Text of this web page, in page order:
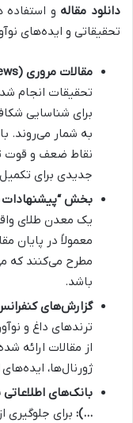
دانلود مقاله و استفاده
تحقیقاتی و ایده‌های
مقالات مروری (Literature Reviews):
تحقیقات انجام
برای شناسایی
به شمار می‌روند.
نقاط ضعف و قوت
جدیدی برای
بخش “پیشنهادات
یک معدن طلای
معمولاً در پایان
مطرح می‌کنند که
باشد.
گزارش‌های
ترندهای داغ و
از مقالات ارائه
ژورنال‌ها،
بانک‌های اطلاعاتی
…): برای جلوگیری